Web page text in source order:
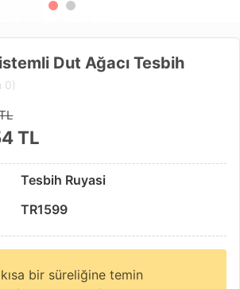
Dut Ağacı Tesbih
0)
TL
Tesbih Ruyasi
TR1599
bir süreliğine temin